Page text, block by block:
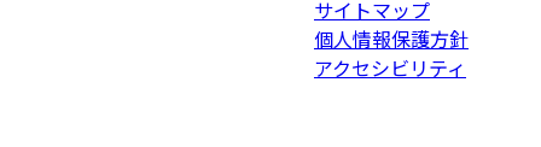
サイトマップ
個人情報保護方針
アクセシビリティ